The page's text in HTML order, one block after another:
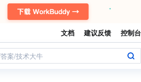
文档 建议反馈 控制台
案/技术大牛